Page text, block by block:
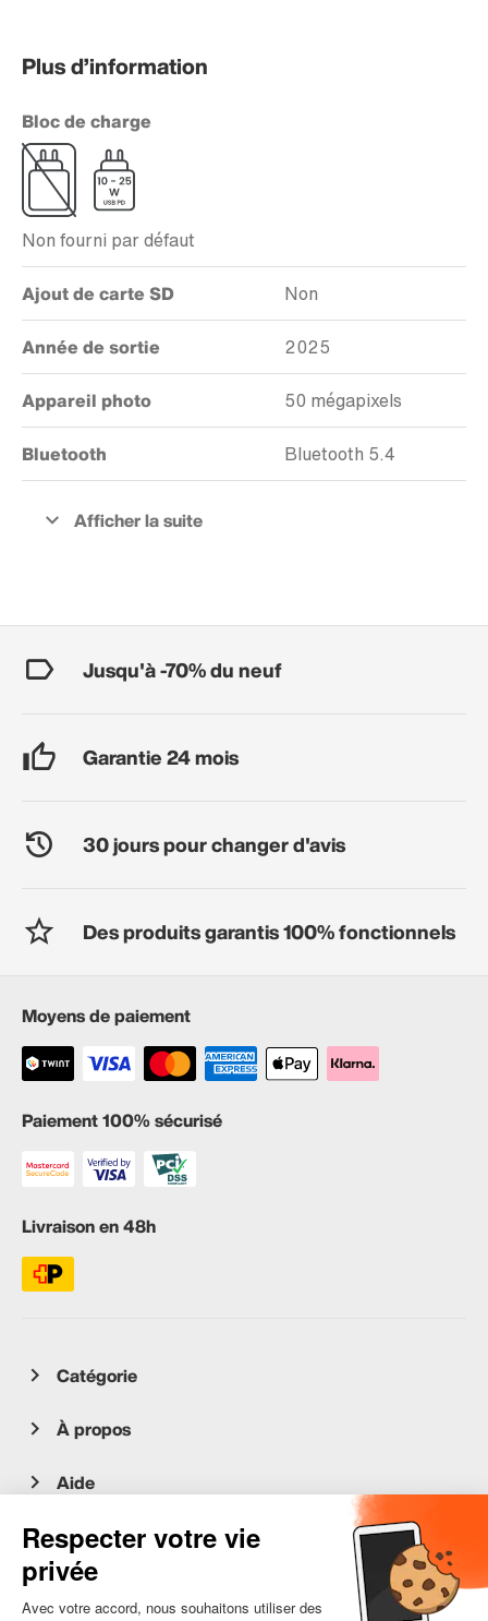
Plus d’information
Bloc de charge
Non fourni par défaut
Ajout de carte SD Non
Année de sortie 2025
Appareil photo 50 mégapixels
Bluetooth Bluetooth 5.4
Jusqu'à -70% du neuf
Garantie 24 mois
30 jours pour changer d'avis
Des produits garantis 100% fonctionnels
Moyens de paiement
Paiement 100% sécurisé
Livraison en 48h
Catégorie
À propos
Aide
Service client
occasion.migros.mobile@recommerce.com